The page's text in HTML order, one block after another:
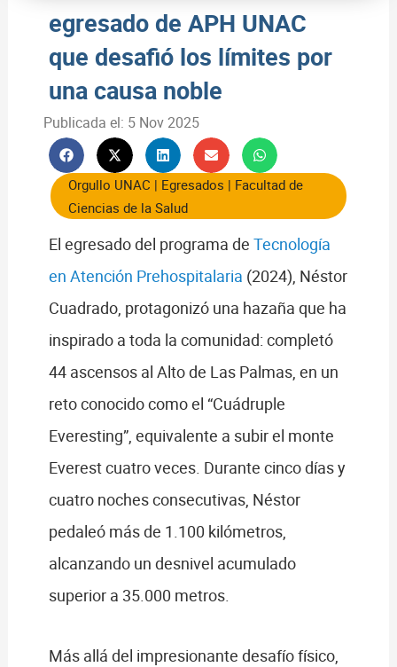
egresado de APH UNAC
que desafió los límites por
una causa noble
Publicada el: 5 Nov 2025
Orgullo UNAC | Egresados | Facultad de
Ciencias de la Salud
El egresado del programa de Tecnología
en Atención Prehospitalaria (2024), Néstor
Cuadrado, protagonizó una hazaña que ha
inspirado a toda la comunidad: completó
44 ascensos al Alto de Las Palmas, en un
reto conocido como el “Cuádruple
Everesting”, equivalente a subir el monte
Everest cuatro veces. Durante cinco días y
cuatro noches consecutivas, Néstor
pedaleó más de 1.100 kilómetros,
alcanzando un desnivel acumulado
superior a 35.000 metros.
Más allá del impresionante desafío físico,